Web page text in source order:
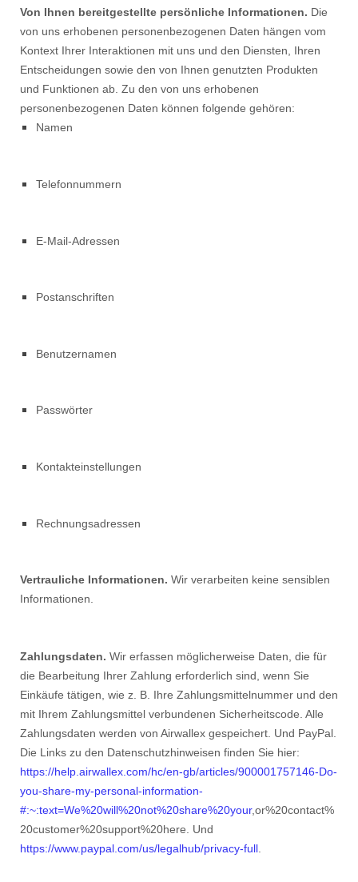
Von Ihnen bereitgestellte persönliche Informationen. Die
von uns erhobenen personenbezogenen Daten hängen vom
Kontext Ihrer Interaktionen mit uns und den Diensten, Ihren
Entscheidungen sowie den von Ihnen genutzten Produkten
und Funktionen ab. Zu den von uns erhobenen
personenbezogenen Daten können folgende gehören:
Namen
Telefonnummern
E-Mail-Adressen
Postanschriften
Benutzernamen
Passwörter
Kontakteinstellungen
Rechnungsadressen
Vertrauliche Informationen. Wir verarbeiten keine sensiblen
Informationen.
Zahlungsdaten. Wir erfassen möglicherweise Daten, die für
die Bearbeitung Ihrer Zahlung erforderlich sind, wenn Sie
Einkäufe tätigen, wie z. B. Ihre Zahlungsmittelnummer und den
mit Ihrem Zahlungsmittel verbundenen Sicherheitscode. Alle
Zahlungsdaten werden von Airwallex gespeichert. Und PayPal.
Die Links zu den Datenschutzhinweisen finden Sie hier:
https://help.airwallex.com/hc/en-gb/articles/900001757146-Do-
you-share-my-personal-information-
#:~:text=We%20will%20not%20share%20your,or%20contact%
20customer%20support%20here. Und
https://www.paypal.com/us/legalhub/privacy-full.